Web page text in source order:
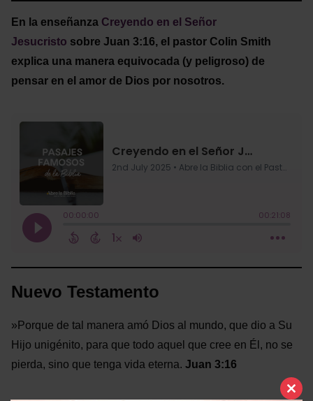
En la enseñanza Creyendo en el Señor
Jesucristo sobre Juan 3:16, el pastor Colin Smith
explica una manera equivocada (y peligroso) de
pensar en el amor de Dios por nosotros.
Nuevo Testamento
»Porque de tal manera amó Dios al mundo, que dio a Su
Hijo unigénito, para que todo aquel que cree en Él, no se
pierda, sino que tenga vida eterna. Juan 3:16